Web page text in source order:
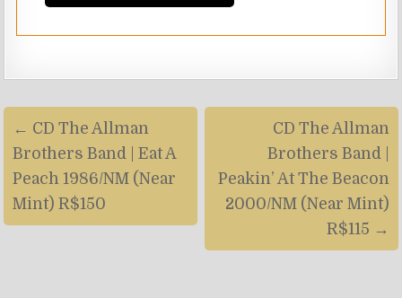
Navegação
de
artigos
CD The Allman
Brothers Band |
Peakin’ At The Beacon
2000/NM (Near Mint)
R$115 →
← CD The Allman
Brothers Band | Eat A
Peach 1986/NM (Near
Mint) R$150